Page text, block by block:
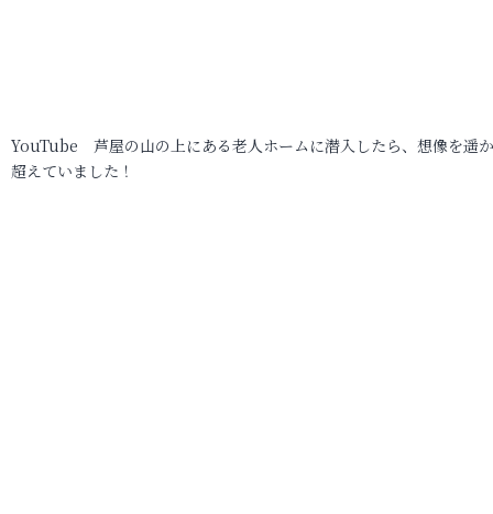
YouTube 芦屋の山の上にある老人ホームに潜入したら、想像を遥
超えていました！